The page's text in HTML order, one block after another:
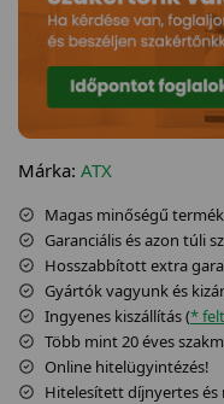
Márka: ATX
Magas minőségű
Garanciális és azon túli
Hosszabbított extra
Gyártók vagyunk és
Ingyenes kiszállítás (*
Több mint 20 éves
Online hitelügyintézés!
Hitelesített díjnyertes